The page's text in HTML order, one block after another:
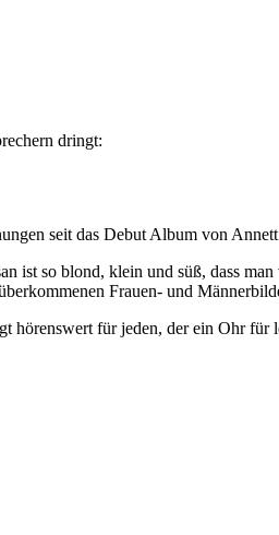
dringt:
seit das Debut Album von
ist so blond, klein und süß, dass
Frauen- und
hörenswert für jeden, der ein Ohr für